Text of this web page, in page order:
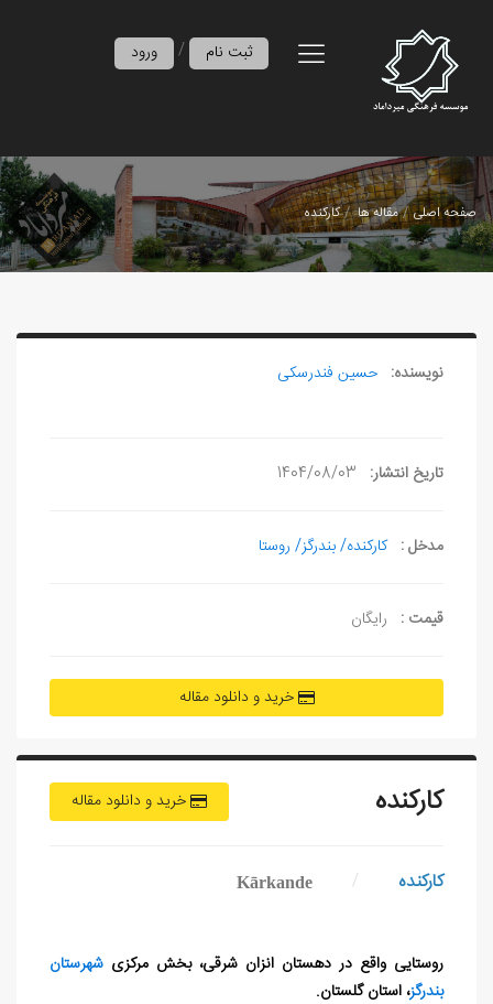
ورود / ثبت نام
صفحه اصلی مقاله ها کارکنده
نویسنده: حسین فندرسکی
تاریخ انتشار: 1404/08/03
مدخل : کارکنده/ بندرگز/ روستا
قیمت : رایگان
خرید و دانلود مقاله
خرید و دانلود مقاله کارکنده
کارکنده /
Kārkande
روستایی واقع در دهستان انزان شرقی، بخش مرکزی شهرستان
بندرگز، استان گلستان.